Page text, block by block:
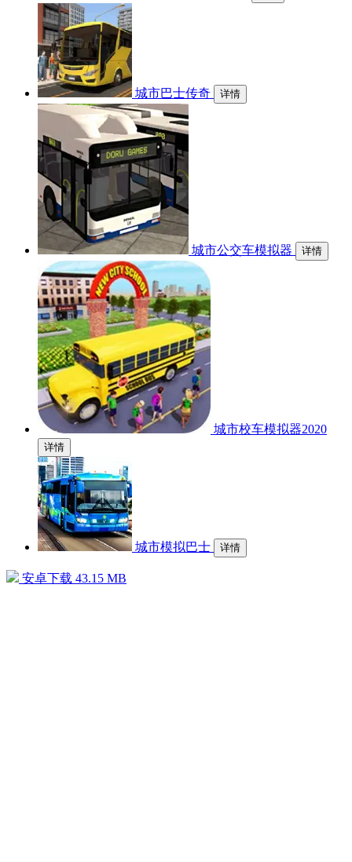
城市巴士传奇 详情
城市公交车模拟器 详情
城市校车模拟器2020
详情
城市模拟巴士 详情
安卓下载 43.15 MB